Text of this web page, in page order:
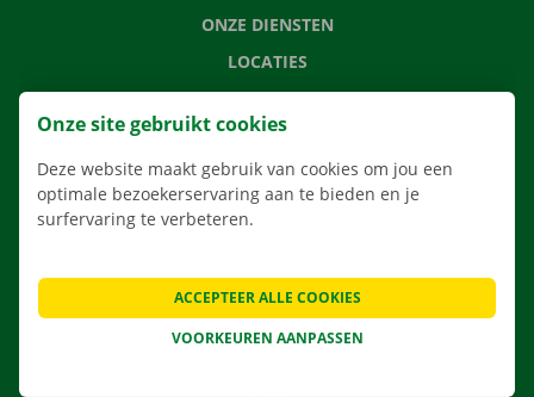
ONZE DIENSTEN
LOCATIES
APP
VERHUISOPLOSSINGEN
VEELGESTELDE VRAGEN
NIEUWS
Onze site gebruikt cookies
Deze website maakt gebruik van cookies om jou een
optimale bezoekerservaring aan te bieden en je
surfervaring te verbeteren.
VOORKEUREN AANPASSEN
ACCEPTEER ALLE COOKIES